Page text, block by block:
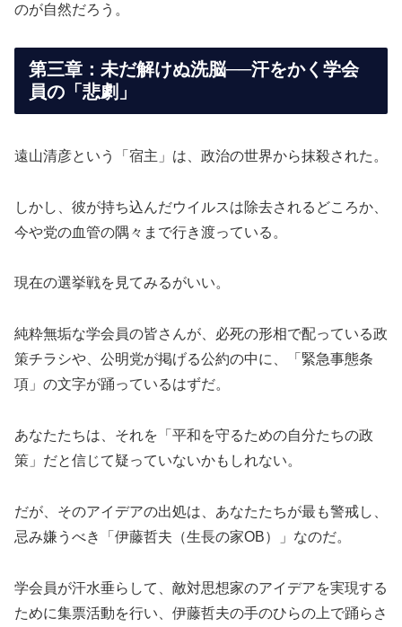
のが自然だろう。
第三章：未だ解けぬ洗脳──汗をかく学会
員の「悲劇」
遠山清彦という「宿主」は、政治の世界から抹殺された。
しかし、彼が持ち込んだウイルスは除去されるどころか、
今や党の血管の隅々まで行き渡っている。
現在の選挙戦を見てみるがいい。
純粋無垢な学会員の皆さんが、必死の形相で配っている政
策チラシや、公明党が掲げる公約の中に、「緊急事態条
項」の文字が踊っているはずだ。
あなたたちは、それを「平和を守るための自分たちの政
策」だと信じて疑っていないかもしれない。
だが、そのアイデアの出処は、あなたたちが最も警戒し、
忌み嫌うべき「伊藤哲夫（生長の家OB）」なのだ。
学会員が汗水垂らして、敵対思想家のアイデアを実現する
ために集票活動を行い、伊藤哲夫の手のひらの上で踊らさ